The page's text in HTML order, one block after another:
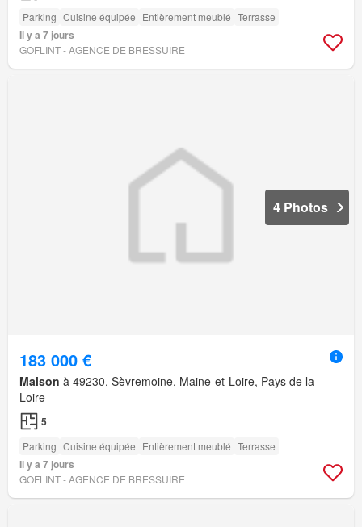
Parking Cuisine équipée Entièrement meublé Terrasse
Il y a 7 jours
GOFLINT - AGENCE DE BRESSUIRE
4 Photos
183 000 €
Maison à 49230, Sèvremoine, Maine-et-Loire, Pays de la
Loire
5
Parking Cuisine équipée Entièrement meublé Terrasse
Il y a 7 jours
GOFLINT - AGENCE DE BRESSUIRE